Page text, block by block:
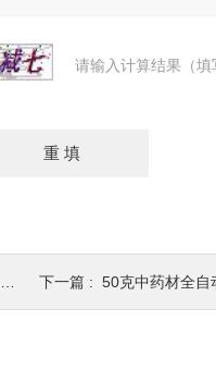
请输入计算结果（
下一篇 : 50克中药材全自动